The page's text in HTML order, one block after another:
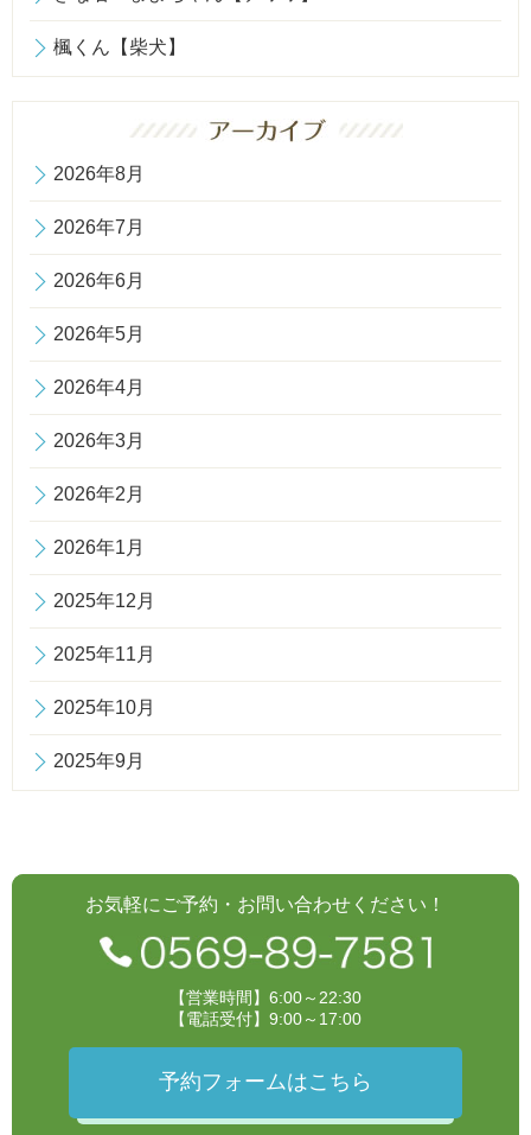
楓くん【柴犬】
2026年8月
2026年7月
2026年6月
2026年5月
2026年4月
2026年3月
2026年2月
2026年1月
2025年12月
2025年11月
2025年10月
2025年9月
お気軽にご予約・お問い合わせください！
【営業時間】6:00～22:30
【電話受付】9:00～17:00
予約フォームはこちら